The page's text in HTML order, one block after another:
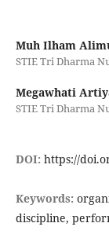
Muh Ilham
STIE Tri Dharma
Megawhati
STIE Tri Dharma
DOI: https://
Keywords:
discipline,